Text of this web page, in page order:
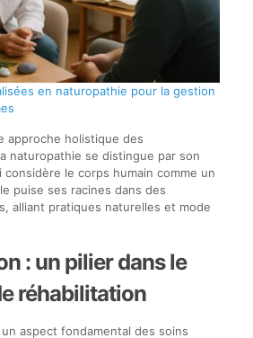
en naturopathie pour la gestion
approche holistique des
naturopathie se distingue par son
le corps humain comme un
puise ses racines dans des
alliant pratiques naturelles et mode
: un pilier dans le
réhabilitation
aspect fondamental des soins